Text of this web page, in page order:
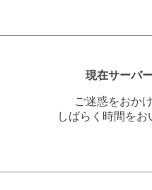
現在サーバ
ご迷惑をおか
しばらく時間を